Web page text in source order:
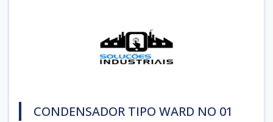
CONDENSADOR TIPO WARD NO 01